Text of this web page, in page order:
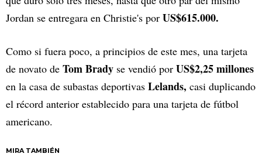
Jordan se entregara en Christie's por US$615.000.
Como si fuera poco, a principios de este mes, una tarjeta
de novato de Tom Brady se vendió por US$2,25 millones
en la casa de subastas deportivas Lelands, casi duplicando
el récord anterior establecido para una tarjeta de fútbol
americano.
MIRA TAMBIÉN